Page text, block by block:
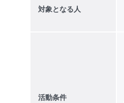
対象となる人
活動条件